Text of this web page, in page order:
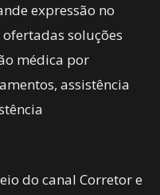
expressão no
soluções
médica por
assistência
do canal Corretor e